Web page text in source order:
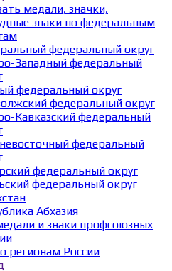
медали, значки,
знаки по федеральным
федеральный округ
Западный федеральный
федеральный округ
федеральный округ
Кавказский федеральный
федеральный
федеральный округ
федеральный округ
Абхазия
и знаки профсоюзных
регионам России